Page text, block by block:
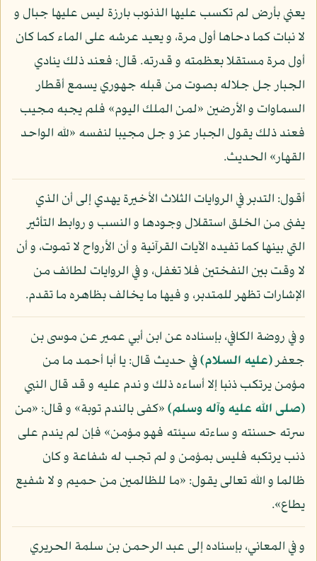
يعني بأرض لم تكسب عليها الذنوب بارزة ليس عليها جبال و
لا نبات كما دحاها أول مرة، و يعيد عرشه على الماء كما كان
أول مرة مستقلا بعظمته و قدرته. قال: فعند ذلك ينادي
الجبار جل جلاله بصوت من قبله جهوري يسمع أقطار
السماوات و الأرضين «لمن الملك اليوم» فلم يجبه مجيب
فعند ذلك يقول الجبار عز و جل مجيبا لنفسه «لله الواحد
القهار» الحديث.
أقول: التدبر في الروايات الثلاث الأخيرة يهدي إلى أن الذي
يفنى من الخلق استقلال وجودها و النسب و روابط التأثير
التي بينها كما تفيده الآيات القرآنية و أن الأرواح لا تموت، و أن
لا وقت بين النفختين فلا تغفل، و في الروايات لطائف من
الإشارات تظهر للمتدبر، و فيها ما يخالف بظاهره ما تقدم.
و في روضة الكافي، بإسناده عن ابن أبي عمير عن موسى بن
جعفر(عليه السلام)في حديث قال: يا أبا أحمد ما من
مؤمن يرتكب ذنبا إلا أساءه ذلك و ندم عليه و قد قال النبي
(صلى الله عليه وآله وسلم)«كفى بالندم توبة» و قال: «من
سرته حسنته و ساءته سيئته فهو مؤمن» فإن لم يندم على
ذنب يرتكبه فليس بمؤمن و لم تجب له شفاعة و كان
ظالما و الله تعالى يقول: «ما للظالمين من حميم و لا شفيع
يطاع».
و في المعاني، بإسناده إلى عبد الرحمن بن سلمة الحريري